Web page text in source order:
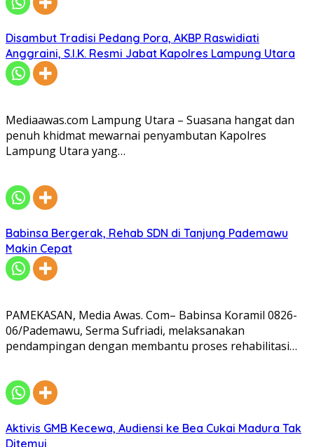
Disambut Tradisi Pedang Pora, AKBP Raswidiati
Anggraini, S.I.K. Resmi Jabat Kapolres Lampung Utara
Mediaawas.com Lampung Utara – Suasana hangat dan
penuh khidmat mewarnai penyambutan Kapolres
Lampung Utara yang…
Babinsa Bergerak, Rehab SDN di Tanjung Pademawu
Makin Cepat
PAMEKASAN, Media Awas. Com– Babinsa Koramil 0826-
06/Pademawu, Serma Sufriadi, melaksanakan
pendampingan dengan membantu proses rehabilitasi…
Aktivis GMB Kecewa, Audiensi ke Bea Cukai Madura Tak
Ditemui